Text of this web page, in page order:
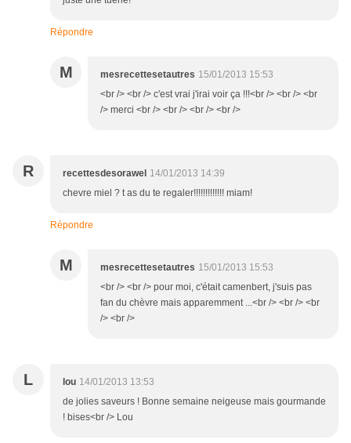
Répondre
M mesrecettesetautres 15/01/2013 15:53
<br /> <br /> c'est vrai j'irai voir ça !!!<br /> <br /> <br
/> merci <br /> <br /> <br /> <br />
R recettesdesorawel 14/01/2013 14:39
chevre miel ? t as du te regaler!!!!!!!!!!!!! miam!
Répondre
M mesrecettesetautres 15/01/2013 15:53
<br /> <br /> pour moi, c'était camenbert, j'suis pas
fan du chèvre mais apparemment ...<br /> <br /> <br
/> <br />
L lou 14/01/2013 13:53
de jolies saveurs ! Bonne semaine neigeuse mais gourmande
! bises<br /> Lou